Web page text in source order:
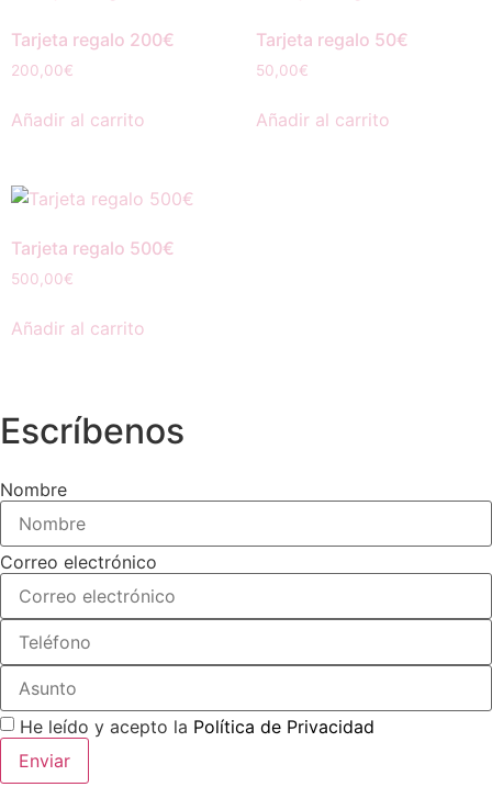
Tarjeta regalo 200€
200,00€
Añadir al carrito
Tarjeta regalo 50€
50,00€
Añadir al carrito
Tarjeta regalo 500€
500,00€
Añadir al carrito
Escríbenos
Nombre
Correo electrónico
He leído y acepto la Política de Privacidad
Enviar